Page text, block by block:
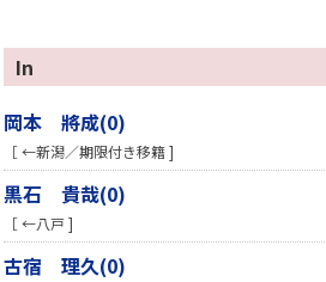
In
岡本 將成(0)
［ ←新潟／期限付き移籍 ]
黒石 貴哉(0)
［ ←八戸 ]
古宿 理久(0)